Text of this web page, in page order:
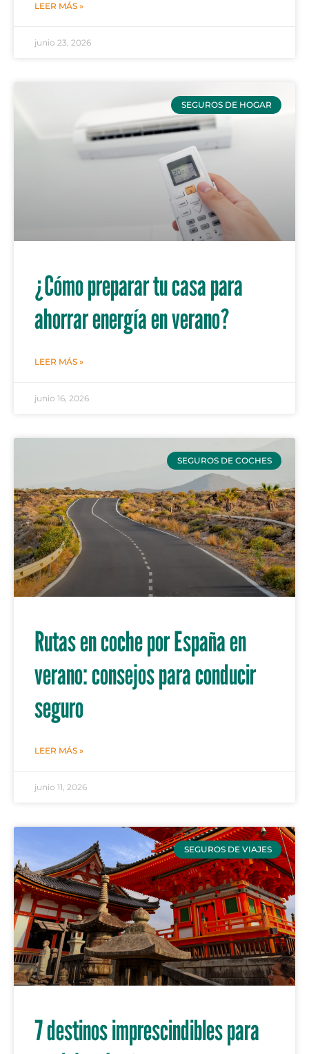
LEER MÁS »
junio 23, 2026
SEGUROS DE HOGAR
¿Cómo preparar tu casa para
ahorrar energía en verano?
LEER MÁS »
junio 16, 2026
SEGUROS DE COCHES
Rutas en coche por España en
verano: consejos para conducir
seguro
LEER MÁS »
junio 11, 2026
SEGUROS DE VIAJES
7 destinos imprescindibles para